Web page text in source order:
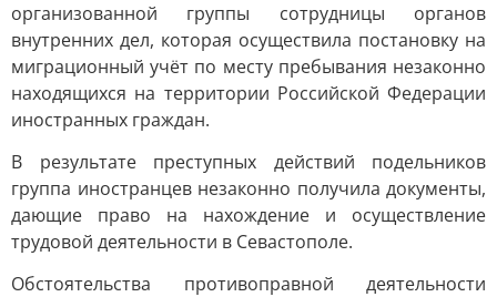
организованной группы сотрудницы органов
внутренних дел, которая осуществила постановку на
миграционный учёт по месту пребывания незаконно
находящихся на территории Российской Федерации
иностранных граждан.
В результате преступных действий подельников
группа иностранцев незаконно получила документы,
дающие право на нахождение и осуществление
трудовой деятельности в Севастополе.
Обстоятельства противоправной деятельности